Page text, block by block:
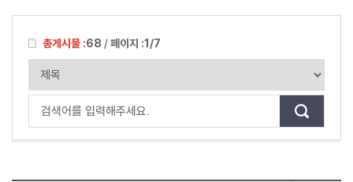
총게시물 :68 /페이지 :1/7